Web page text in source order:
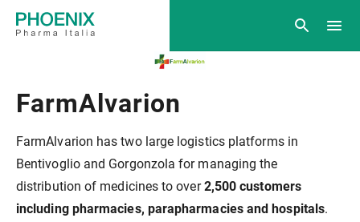
FarmAlvarion
FarmAlvarion has two large logistics platforms in
Bentivoglio and Gorgonzola for managing the
distribution of medicines to over2,500 customers
including pharmacies, parapharmacies and hospitals.